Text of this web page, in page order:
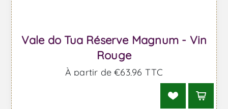
Vale do Tua Réserve Magnum - Vin
Rouge
À partir de €63,96 TTC